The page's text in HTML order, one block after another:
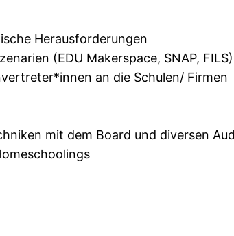
Herausforderungen
(EDU Makerspace, SNAP, FILS)
an die Schulen/ Firmen
mit dem Board und diversen